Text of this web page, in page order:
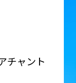
チャント